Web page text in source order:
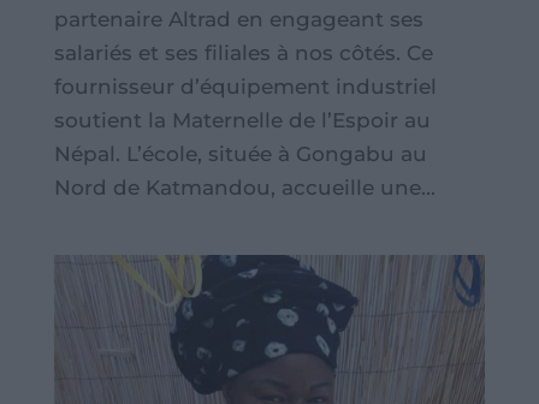
partenaire Altrad en engageant ses
salariés et ses filiales à nos côtés. Ce
fournisseur d’équipement industriel
soutient la Maternelle de l’Espoir au
Népal. L’école, située à Gongabu au
Nord de Katmandou, accueille une...